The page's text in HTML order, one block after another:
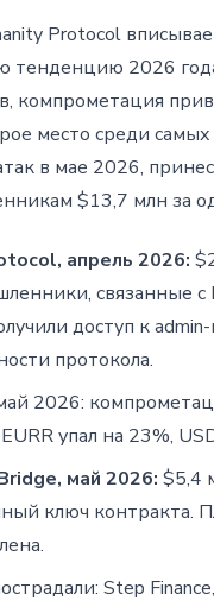
Protocol
тенденцию 2026
компрометация
место среди
в мае 2026,
$13,7 млн за
апрель 2026:
связанные
доступ к
протокола.
2026:
упал на 23%,
май 2026: $5,4
ключ контракта.
Step